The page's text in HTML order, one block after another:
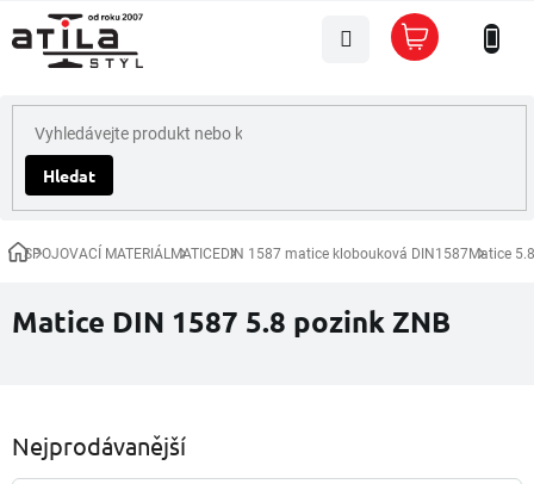
na
obsah
Hledat
Nákupní
košík
DomůSPOJOVACÍ MATERIÁLMATICEDIN 1587 matice klobouková DIN1587Matice
Matice DIN 1587 5.8 pozink ZNB
Nejprodávanější